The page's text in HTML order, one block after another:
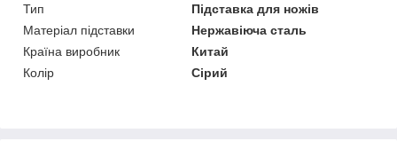
Тип
Підставка для ножів
Матеріал підставки
Нержавіюча сталь
Країна виробник
Китай
Колір
Сірий